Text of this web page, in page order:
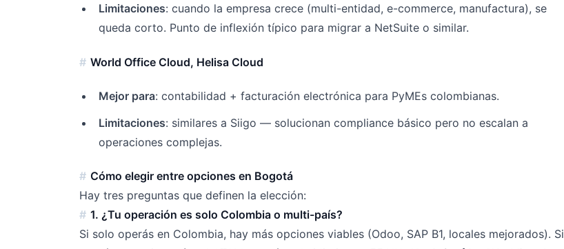
Limitaciones: cuando la empresa crece (multi-entidad, e-commerce, manufactura), se
queda corto. Punto de inflexión típico para migrar a NetSuite o similar.
World Office Cloud, Helisa Cloud
Mejor para: contabilidad + facturación electrónica para PyMEs colombianas.
Limitaciones: similares a Siigo — solucionan compliance básico pero no escalan a
operaciones complejas.
Cómo elegir entre opciones en Bogotá
Hay tres preguntas que definen la elección:
1. ¿Tu operación es solo Colombia o multi-país?
Si solo operás en Colombia, hay más opciones viables (Odoo, SAP B1, locales mejorados). Si